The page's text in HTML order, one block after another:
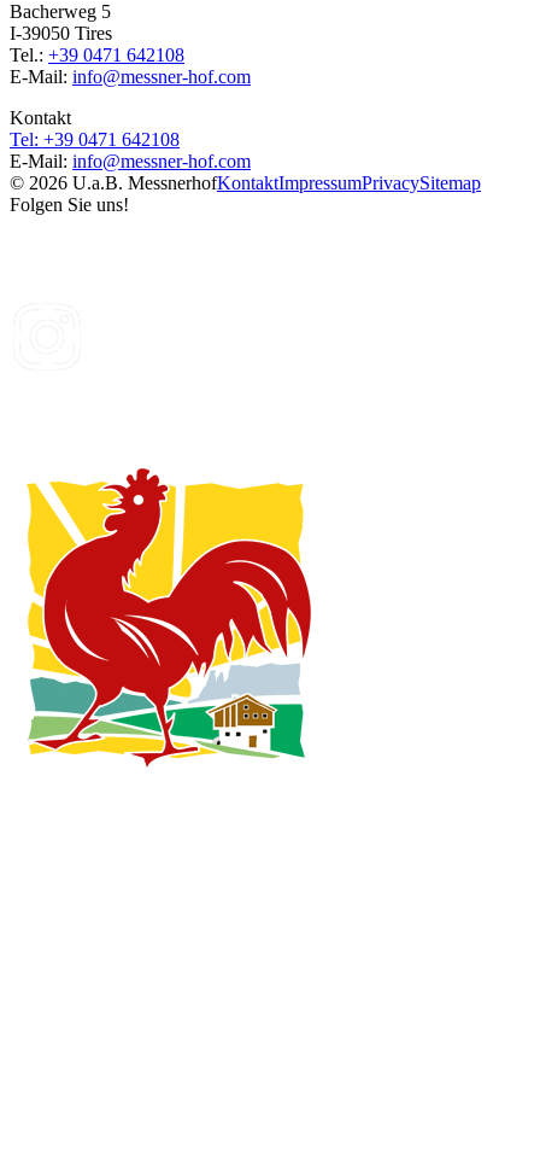
Bacherweg 5
I-39050 Tires
Tel.: +39 0471 642108
E-Mail: info@messner-hof.com
Kontakt
Tel: +39 0471 642108
E-Mail: info@messner-hof.com
© 2026 U.a.B. MessnerhofKontaktImpressumPrivacySitemap
Folgen Sie uns!